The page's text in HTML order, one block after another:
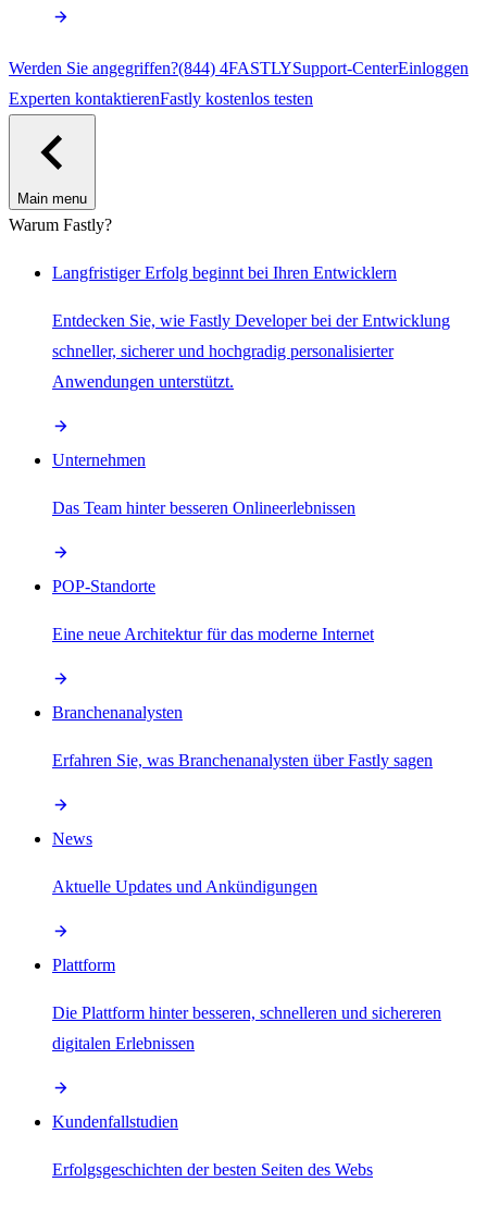
Werden Sie angegriffen?(844) 4FASTLYSupport-CenterEinloggen
Experten kontaktierenFastly kostenlos testen
Main menu
Warum Fastly?
Langfristiger Erfolg beginnt bei Ihren Entwicklern
Entdecken Sie, wie Fastly Developer bei der Entwicklung
schneller, sicherer und hochgradig personalisierter
Anwendungen unterstützt.
Unternehmen
Das Team hinter besseren Onlineerlebnissen
POP-Standorte
Eine neue Architektur für das moderne Internet
Branchenanalysten
Erfahren Sie, was Branchenanalysten über Fastly sagen
News
Aktuelle Updates und Ankündigungen
Plattform
Die Plattform hinter besseren, schnelleren und sichereren
digitalen Erlebnissen
Kundenfallstudien
Erfolgsgeschichten der besten Seiten des Webs